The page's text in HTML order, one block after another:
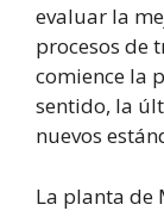
evaluar la
procesos de
comience la
sentido, la
nuevos
La planta de